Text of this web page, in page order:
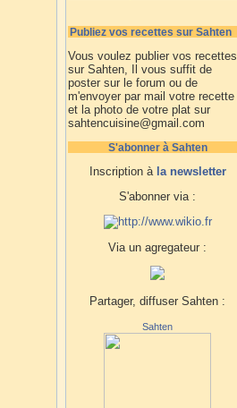
Publiez vos recettes sur Sahten
Vous voulez publier vos recettes
sur Sahten, Il vous suffit de
poster sur le forum ou de
m'envoyer par mail votre recette
et la photo de votre plat sur
sahtencuisine@gmail.com
S'abonner à Sahten
Inscription à la newsletter
S'abonner via :
Via un agregateur :
Partager, diffuser Sahten :
Sahten